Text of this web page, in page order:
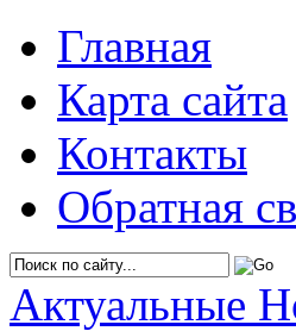
Главная
Карта сайта
Контакты
Обратная
Актуальные